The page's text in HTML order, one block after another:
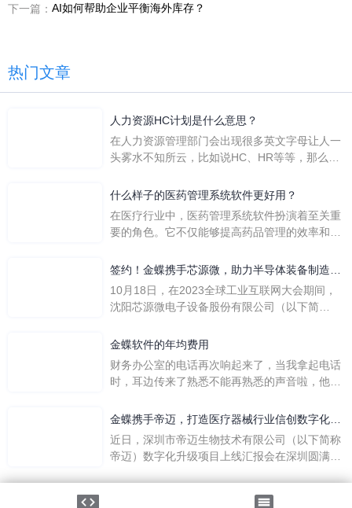
下一篇： AI如何帮助企业平衡海外库存？
热门文章
人力资源HC计划是什么意思？
在人力资源管理部门会出现很多英文字母让人一
头雾水不知所云，比如说HC、HR等等，那么它
么呢？
什么样子的医药管理系统软件更好用？
在医疗行业中，医药管理系统软件扮演着至关重
要的角色。它不仅能够提高药品管理的效率和准
一个好用的医药管理系统软件应具备以下特点。
地进行操作。 复杂的
签约！金蝶携手芯源微，助力半导体装备制造领
先企业迈向世界
10月18日，在2023全球工业互联网大会期间，
沈阳芯源微电子设备股份有限公司（以下简
下简称“金蝶”）在辽宁沈阳签署战略合作协议。
营管控平台，从而实现公司产研一体化、业财一
体化，提升公司整体业务水平。
金蝶软件的年均费用
财务办公室的电话再次响起来了，当我拿起电话
时，耳边传来了熟悉不能再熟悉的声音啦，他就
软件过程中遇到任何问题，我都可以获得金蝶服
一年的使用时间已经到了。我们公司用的是金蝶
KIS系列的标准版，一年的服务费是1000元/年。
刚看到这个1000元这个数字的时候，你是不是也
觉得有点高了，但是在一年的使用的过程中还有
金蝶携手帝迈，打造医疗器械行业信创数字化标
杆
近日，深圳市帝迈生物技术有限公司（以下简称
帝迈）数字化升级项目上线汇报会在深圳圆满召